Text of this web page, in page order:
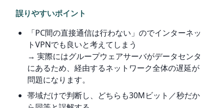
誤りやすいポイント
「PC間の直接通信は行わない」のでインターネッ
トVPNでも良いと考えてしまう
→ 実際にはグループウェアサーバがデータセンタ
にあるため、経由するネットワーク全体の遅延が
問題になります。
帯域だけで判断し、どちらも30Mビット／秒だか